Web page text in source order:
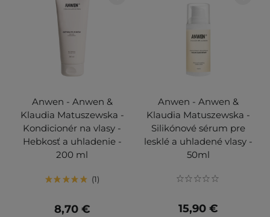
Anwen - Anwen &
Klaudia Matuszewska -
Kondicionér na vlasy -
Hebkosť a uhladenie -
200 ml
1
8,70 €
Anwen - Anwen &
Klaudia Matuszewska -
Silikónové sérum pre
lesklé a uhladené vlasy -
50ml
15,90 €